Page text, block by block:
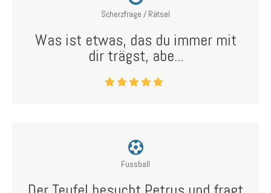
Scherzfrage / Rätsel
Was ist etwas, das du immer mit
dir trägst, abe...
Fussball